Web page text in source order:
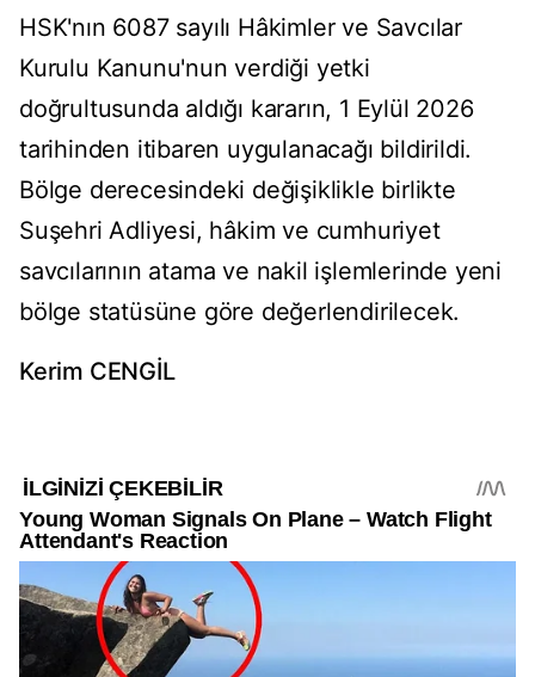
HSK'nın 6087 sayılı Hâkimler ve Savcılar
Kurulu Kanunu'nun verdiği yetki
doğrultusunda aldığı kararın, 1 Eylül 2026
tarihinden itibaren uygulanacağı bildirildi.
Bölge derecesindeki değişiklikle birlikte
Suşehri Adliyesi, hâkim ve cumhuriyet
savcılarının atama ve nakil işlemlerinde yeni
bölge statüsüne göre değerlendirilecek.
Kerim CENGİL